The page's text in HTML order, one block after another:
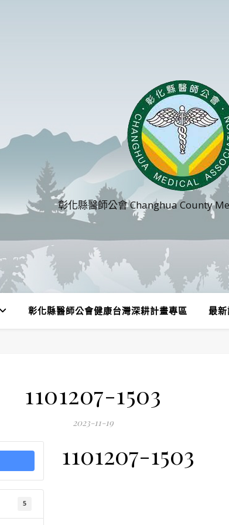
彰化縣醫師公會 Changhua County
彰化縣醫師公會健康台灣深耕計畫專區 最
1101207-1503
2023-11-19
5
1101207-1503